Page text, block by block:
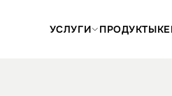
УСЛУГИ ПРОДУКТЫ